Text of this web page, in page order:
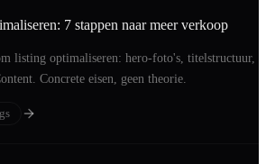
7 stappen naar meer verkoop
listing optimaliseren: hero-foto's, titelstructuur,
Concrete eisen, geen theorie.